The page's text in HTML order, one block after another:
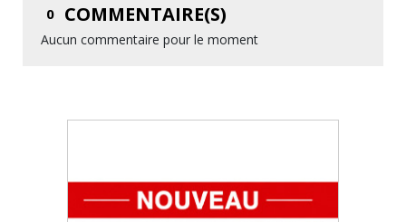
0 COMMENTAIRE(S)
Aucun commentaire pour le moment